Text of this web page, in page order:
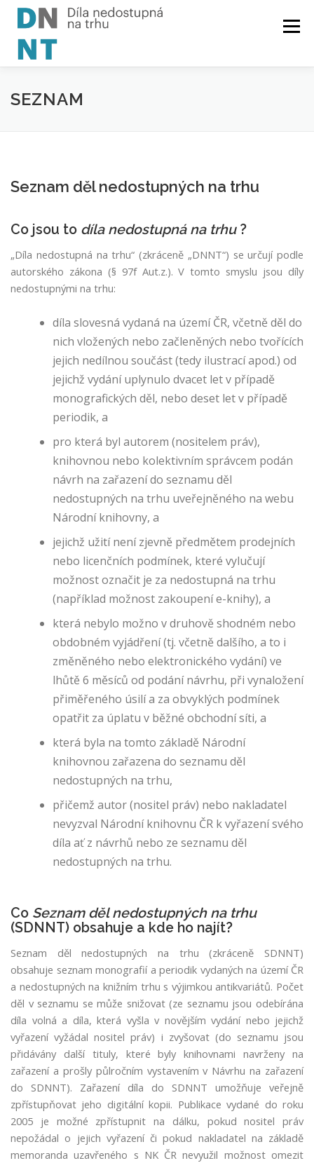
Menu
O PROJEKTU
SEZNAM
Seznam děl nedostupných na trhu
Co jsou to díla nedostupná na trhu?
„Díla nedostupná na trhu“ (zkráceně „DNNT“) se určují podle
autorského zákona (§ 97f Aut.z.). V tomto smyslu jsou díly
nedostupnými na trhu:
díla slovesná vydaná na území ČR, včetně děl do
nich vložených nebo začleněných nebo tvořících
jejich nedílnou součást (tedy ilustrací apod.) od
jejichž vydání uplynulo dvacet let v případě
monografických děl, nebo deset let v případě
periodik, a
pro která byl autorem (nositelem práv),
knihovnou nebo kolektivním správcem podán
návrh na zařazení do seznamu děl
nedostupných na trhu uveřejněného na webu
Národní knihovny, a
jejichž užití není zjevně předmětem prodejních
nebo licenčních podmínek, které vylučují
možnost označit je za nedostupná na trhu
(například možnost zakoupení e-knihy), a
která nebylo možno v druhově shodném nebo
obdobném vyjádření (tj. včetně dalšího, a to i
změněného nebo elektronického vydání) ve
lhůtě 6 měsíců od podání návrhu, při vynaložení
přiměřeného úsilí a za obvyklých podmínek
opatřit za úplatu v běžné obchodní síti, a
která byla na tomto základě Národní
knihovnou zařazena do seznamu děl
nedostupných na trhu,
přičemž autor (nositel práv) nebo nakladatel
nevyzval Národní knihovnu ČR k vyřazení svého
díla ať z návrhů nebo ze seznamu děl
nedostupných na trhu.
Co Seznam děl nedostupných na trhu
(SDNNT) obsahuje a kde ho najít?
Seznam děl nedostupných na trhu (zkráceně SDNNT)
obsahuje seznam monografií a periodik vydaných na území ČR
a nedostupných na knižním trhu s výjimkou antikvariátů. Počet
děl v seznamu se může snižovat (ze seznamu jsou odebírána
díla volná a díla, která vyšla v novějším vydání nebo jejichž
vyřazení vyžádal nositel práv) i zvyšovat (do seznamu jsou
přidávány další tituly, které byly knihovnami navrženy na
zařazení a prošly půlročním vystavením v Návrhu na zařazení
do SDNNT). Zařazení díla do SDNNT umožňuje veřejně
zpřístupňovat jeho digitální kopii. Publikace vydané do roku
2005 je možné zpřístupnit na dálku, pokud nositel práv
nepožádal o jejich vyřazení či pokud nakladatel na základě
memoranda uzavřeného s NK ČR nevyužil možnost omezit
F
n
k
č
n
í
o
o
k
i
e
s
N
z
b
n
é
c
s
j
s
o
u
d
ů
l
e
ži
t
é
p
r
o
z